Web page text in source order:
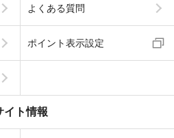
よくある質問
ポイント表示設定
イト情報